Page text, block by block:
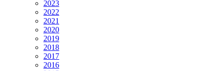
2023
2022
2021
2020
2019
2018
2017
2016